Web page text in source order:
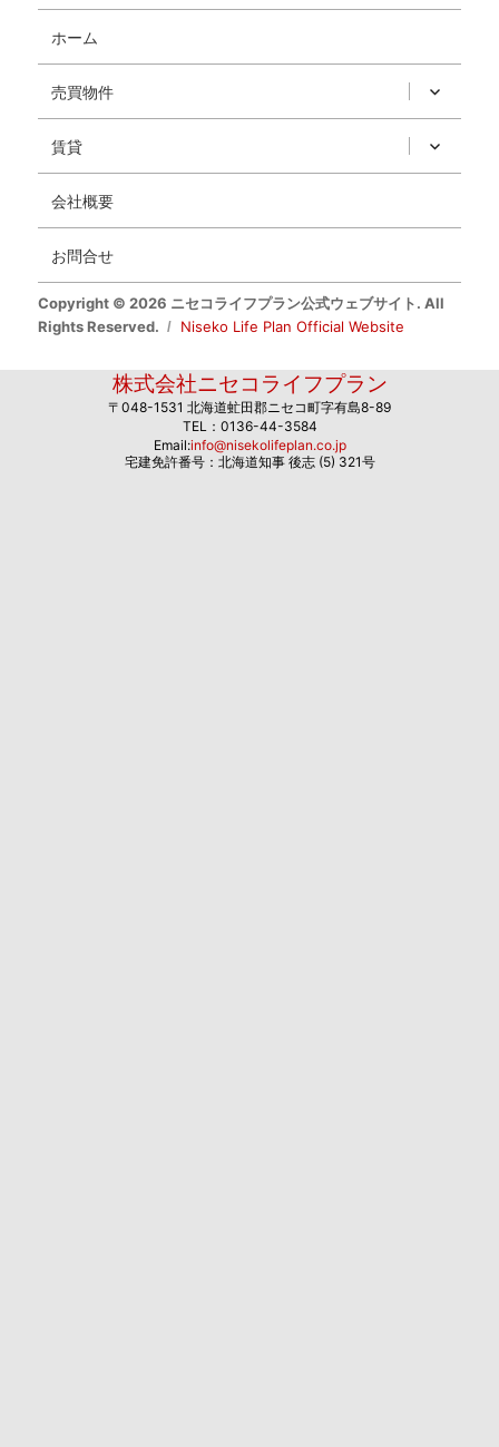
ホーム
売買物件
賃貸
会社概要
お問合せ
Copyright © 2026 ニセコライフプラン公式ウェブサイト. All
Rights Reserved.
Niseko Life Plan Official Website
株式会社ニセコライフプラン
〒048-1531 北海道虻田郡ニセコ町字有島8-89
TEL：0136-44-3584
Email:info@nisekolifeplan.co.jp
宅建免許番号：北海道知事 後志 (5) 321号